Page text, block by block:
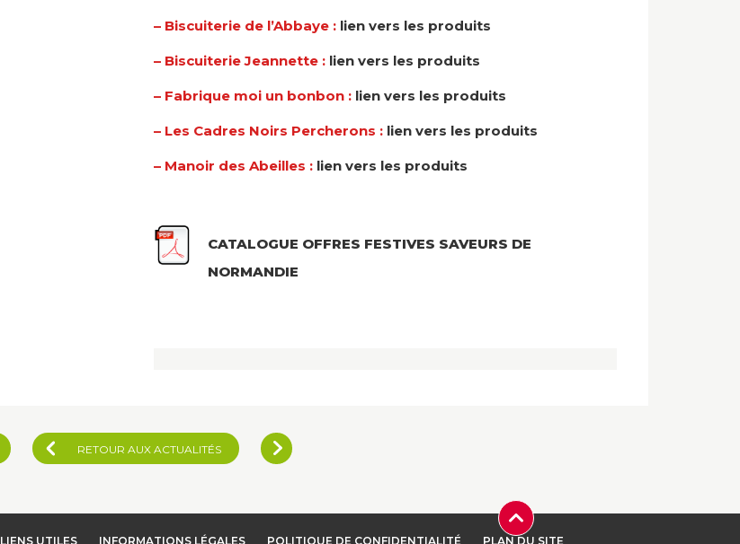
– Biscuiterie de l’Abbaye : lien vers les produits
– Biscuiterie Jeannette : lien vers les produits
– Fabrique moi un bonbon : lien vers les produits
– Les Cadres Noirs Percherons : lien vers les produits
– Manoir des Abeilles : lien vers les produits
CATALOGUE OFFRES FESTIVES SAVEURS DE
NORMANDIE
RETOUR AUX ACTUALITÉS
LIENS UTILES INFORMATIONS LÉGALES POLITIQUE DE CONFIDENTIALITÉ PLAN DU SITE